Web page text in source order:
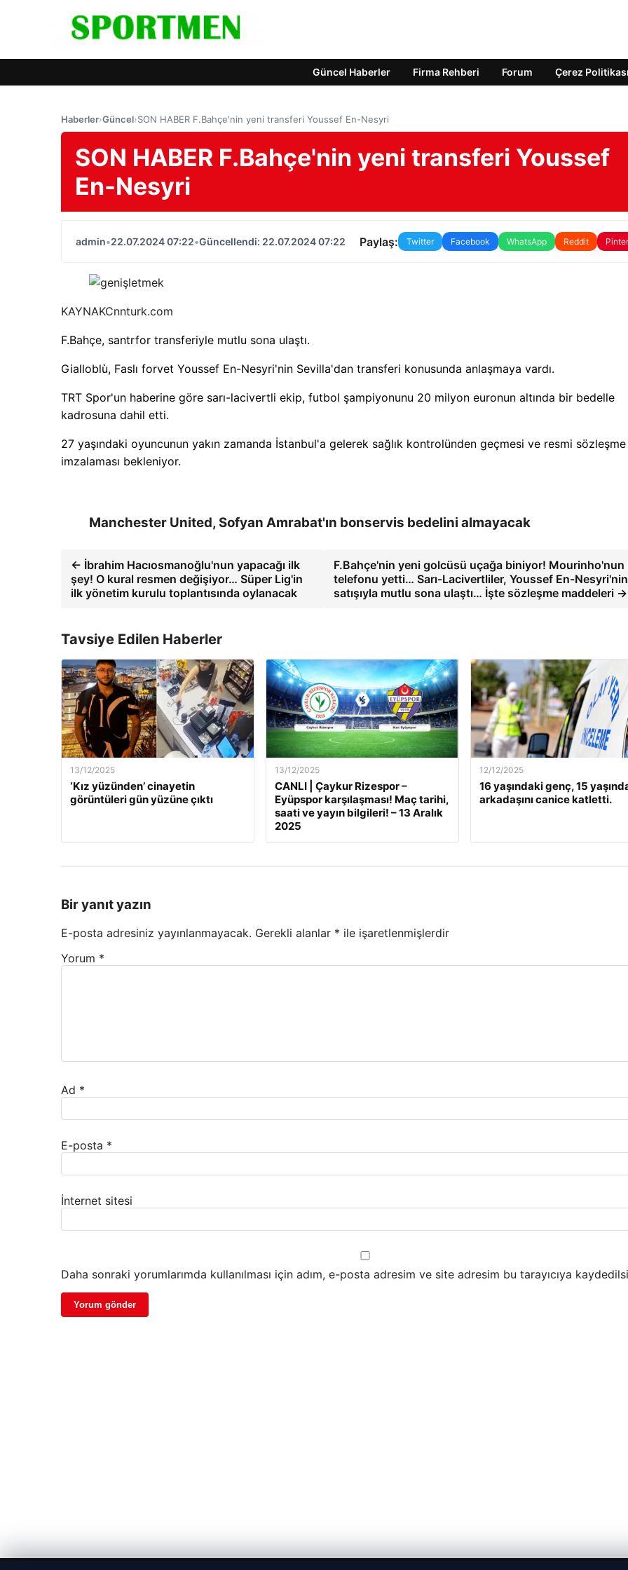
Güncel Haberler Firma Rehberi Forum Çerez Politikası
Haberler›Güncel›SON HABER F.Bahçe'nin yeni transferi Youssef En-Nesyri
SON HABER F.Bahçe'nin yeni transferi Youssef
En-Nesyri
admin•22.07.2024 07:22•Güncellendi: 22.07.2024 07:22 Paylaş: Twitter Facebook WhatsApp Reddit
KAYNAKCnnturk.com
F.Bahçe, santrfor transferiyle mutlu sona ulaştı.
Gialloblù, Faslı forvet Youssef En-Nesyri'nin Sevilla'dan transferi konusunda anlaşmaya vardı.
TRT Spor'un haberine göre sarı-lacivertli ekip, futbol şampiyonunu 20 milyon euronun altında bir bedelle
kadrosuna dahil etti.
27 yaşındaki oyuncunun yakın zamanda İstanbul'a gelerek sağlık kontrolünden geçmesi ve resmi sözleşme
imzalaması bekleniyor.
Manchester United, Sofyan Amrabat'ın bonservis bedelini almayacak
← İbrahim Hacıosmanoğlu'nun yapacağı ilk
şey! O kural resmen değişiyor… Süper Lig'in
ilk yönetim kurulu toplantısında oylanacak
F.Bahçe'nin yeni golcüsü uçağa biniyor! Mourinho'nun
telefonu yetti… Sarı-Lacivertliler, Youssef En-Nesyri'nin
satışıyla mutlu sona ulaştı… İşte sözleşme maddeleri →
Tavsiye Edilen Haberler
13/12/2025
‘Kız yüzünden’ cinayetin
görüntüleri gün yüzüne çıktı
13/12/2025
CANLI | Çaykur Rizespor –
Eyüpspor karşılaşması! Maç tarihi,
saati ve yayın bilgileri! – 13 Aralık
2025
12/12/2025
16 yaşındaki genç, 15
arkadaşını canice katletti.
Bir yanıt yazın
E-posta adresiniz yayınlanmayacak. Gerekli alanlar * ile işaretlenmişlerdir
Yorum *
Ad *
E-posta *
İnternet sitesi
Daha sonraki yorumlarımda kullanılması için adım, e-posta adresim ve site adresim bu tarayıcıya